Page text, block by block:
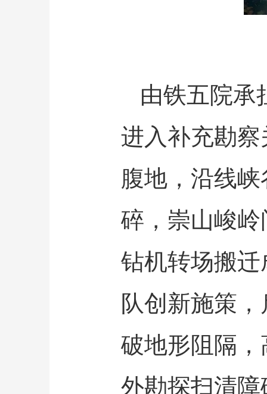
由铁五院承
进入补充勘
腹地，沿线
碎，崇山峻
钻机转场搬
队创新施策
破地形阻隔
外勘探扫清障